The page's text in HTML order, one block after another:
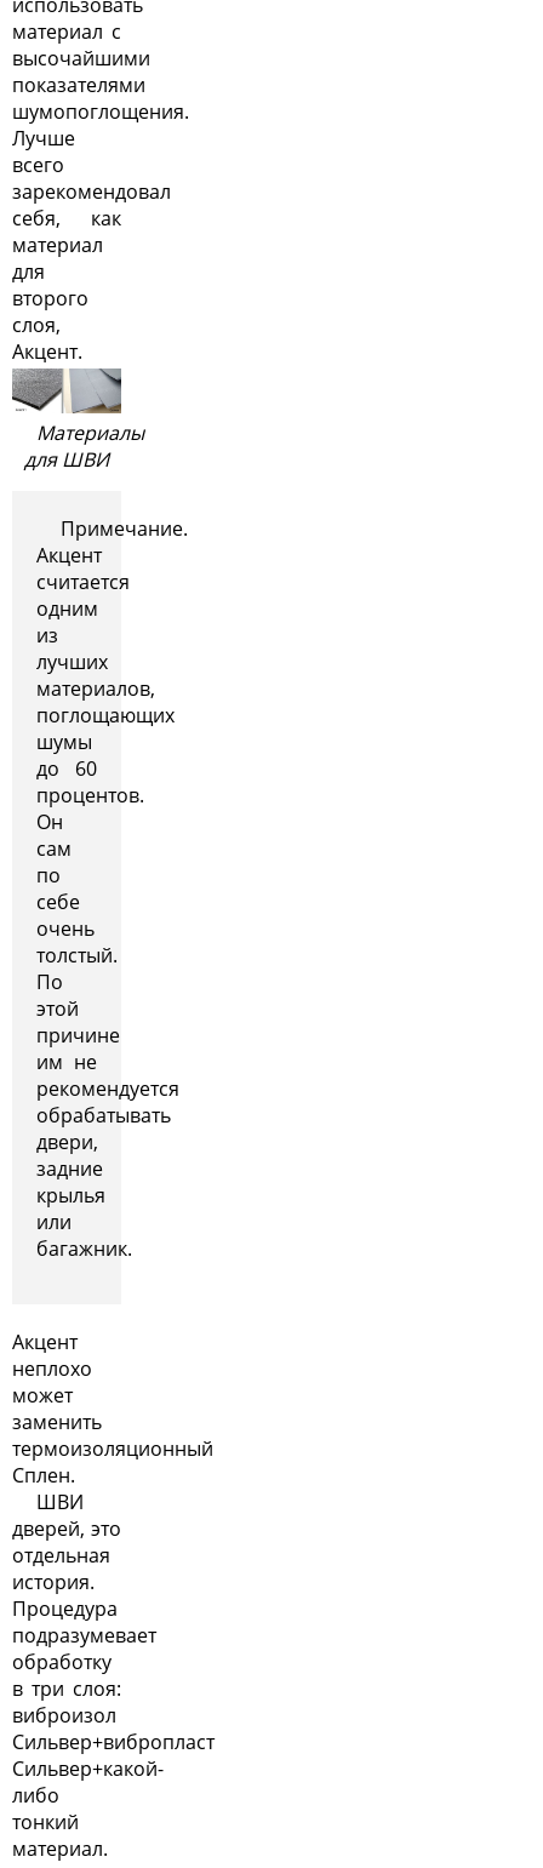
материал с
высочайшими
показателями
шумопоглощения.
Лучше
всего
зарекомендовал
себя, как
материал
для
второго
слоя,
Акцент.
Материалы
для ШВИ
Примечание.
Акцент
считается
одним
из
лучших
материалов,
поглощающих
шумы
до 60
процентов.
Он
сам
по
себе
очень
толстый.
По
этой
причине
им не
рекомендуется
обрабатывать
двери,
задние
крылья
или
багажник.
Акцент
неплохо
может
заменить
термоизоляционный
Сплен.
ШВИ
дверей, это
отдельная
история.
Процедура
подразумевает
обработку
в три слоя:
виброизол
Сильвер+вибропласт
Сильвер+какой-
либо
тонкий
материал.